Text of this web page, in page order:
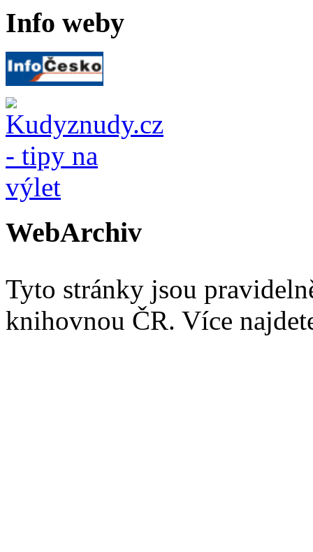
Info weby
WebArchiv
Tyto stránky jsou
knihovnou ČR. Více